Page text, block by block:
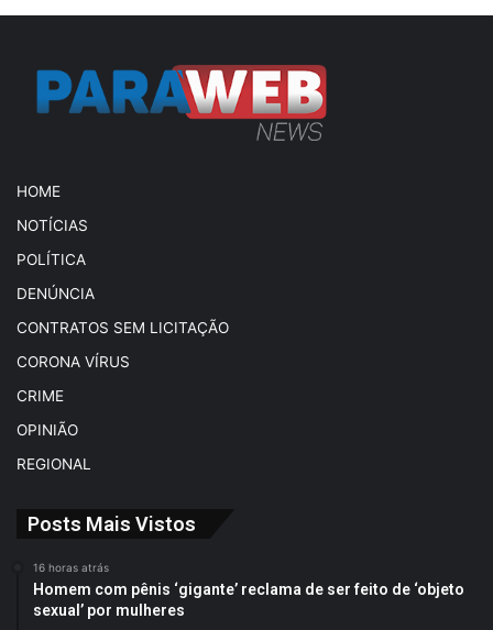
HOME
NOTÍCIAS
POLÍTICA
DENÚNCIA
CONTRATOS SEM LICITAÇÃO
CORONA VÍRUS
CRIME
OPINIÃO
REGIONAL
Posts Mais Vistos
16 horas atrás
Homem com pênis ‘gigante’ reclama de ser feito de ‘objeto
sexual’ por mulheres